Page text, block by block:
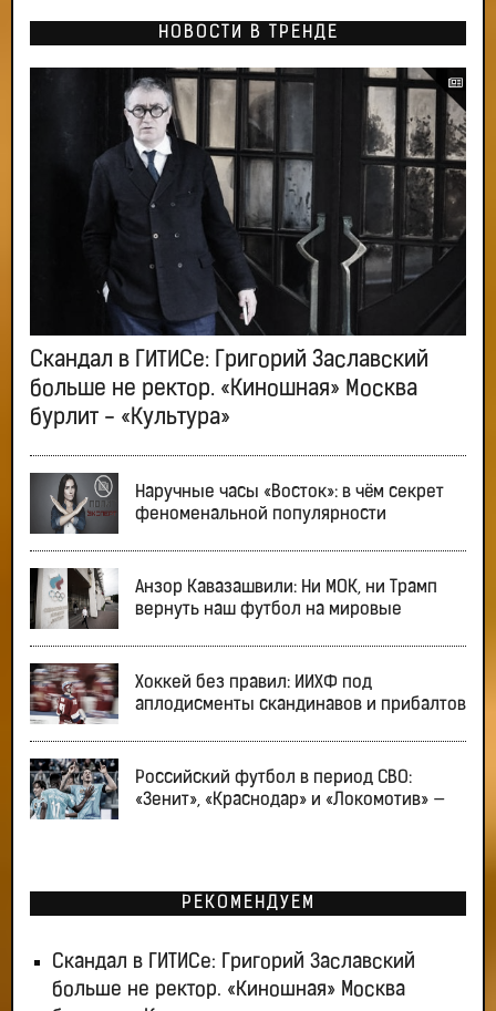
НОВОСТИ В ТРЕНДЕ
Скандал в ГИТИСе: Григорий Заславский
больше не ректор. «Киношная» Москва
бурлит - «Культура»
Наручные часы «Восток»: в чём секрет
феноменальной популярности
Анзор Кавазашвили: Ни МОК, ни Трамп
вернуть наш футбол на мировые
Хоккей без правил: ИИХФ под
аплодисменты скандинавов и прибалтов
Российский футбол в период СВО:
«Зенит», «Краснодар» и «Локомотив» —
РЕКОМЕНДУЕМ
Скандал в ГИТИСе: Григорий Заславский
больше не ректор. «Киношная» Москва